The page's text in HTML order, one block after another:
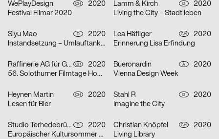
WePlayDesign CH
2020
Festival Filmar 2020
Lamm & Kirch D
2020
Living the City – Stadt leben
Siyu Mao D
2020
Instandsetzung – Umlauftank 2
Lea Häfliger CH
2020
Erinnerung Lisa Erfindung
Raffinerie AG für Gestaltung CH
2020
56. Solothurner Filmtage Home Edition
Bueronardin A
2020
Vienna Design Week
Heynen Martin CH
2020
Lesen für Bier
Stahl R D
2020
Imagine the City
Studio Terhedebrügge D
2020
Europäischer Kultursommer Fellbach
Christian Knöpfel CH
2020
Living Library